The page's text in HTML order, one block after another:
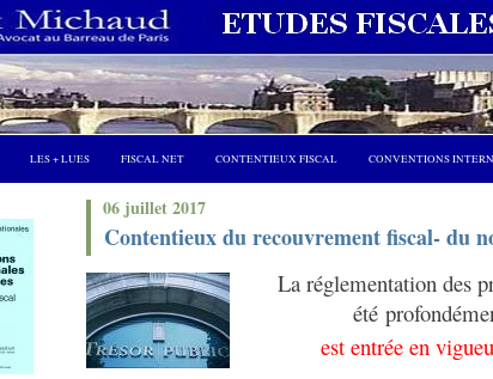
LES + LUES FISCAL NET CONTENTIEUX FISCAL CONVENTIONS
06 juillet 2017
Contentieux du recouvrement fiscal- du
La réglementation des
été
est entrée en